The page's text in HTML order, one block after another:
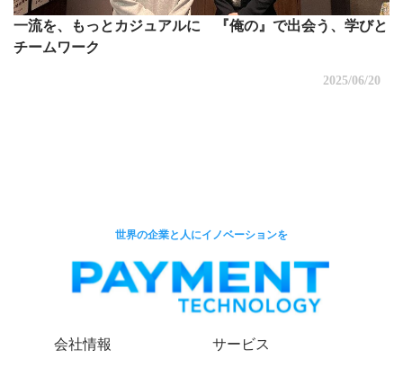
一流を、もっとカジュアルに 『俺の』で出会う、学びと
チームワーク
2025/06/20
世界の企業と人にイノベーションを
会社情報 サービス